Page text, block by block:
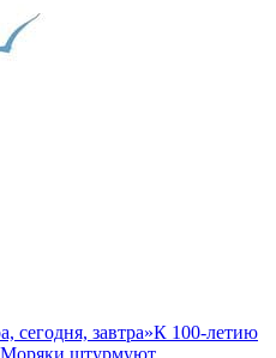
сегодня, завтра»К 100-летию